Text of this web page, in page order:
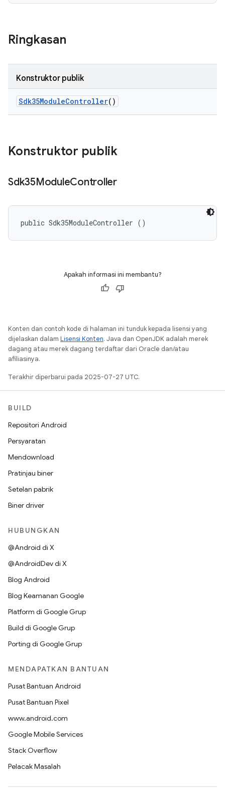
Ringkasan
Konstruktor publik
Sdk35ModuleController()
Konstruktor publik
Sdk35ModuleController
public Sdk35ModuleController ()
Apakah informasi ini membantu?
Konten dan contoh kode di halaman ini tunduk kepada lisensi yang
dijelaskan dalam Lisensi Konten. Java dan OpenJDK adalah merek
dagang atau merek dagang terdaftar dari Oracle dan/atau
afiliasinya.
Terakhir diperbarui pada 2025-07-27 UTC.
BUILD
Repositori Android
Persyaratan
Mendownload
Pratinjau biner
Setelan pabrik
Biner driver
HUBUNGKAN
@Android di X
@AndroidDev di X
Blog Android
Blog Keamanan Google
Platform di Google Grup
Build di Google Grup
Porting di Google Grup
MENDAPATKAN BANTUAN
Pusat Bantuan Android
Pusat Bantuan Pixel
www.android.com
Google Mobile Services
Stack Overflow
Pelacak Masalah